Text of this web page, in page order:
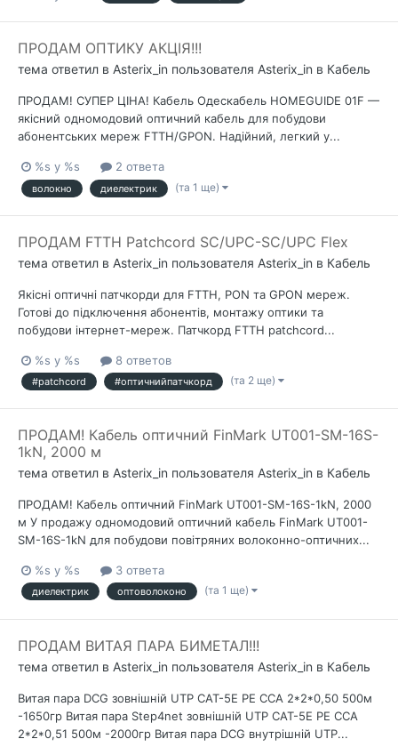
ПРОДАМ ОПТИКУ АКЦІЯ!!!
тема ответил в Asterix_in пользователя Asterix_in в Кабель
ПРОДАМ! СУПЕР ЦІНА! Кабель Одескабель HOMEGUIDE 01F —
якісний одномодовий оптичний кабель для побудови
абонентських мереж FTTH/GPON. Надійний, легкий у...
%s у %s 2 ответа
волокно диелектрик (та 1 ще)
ПРОДАМ FTTH Patchcord SC/UPC-SC/UPC Flex
тема ответил в Asterix_in пользователя Asterix_in в Кабель
Якісні оптичні патчкорди для FTTH, PON та GPON мереж.
Готові до підключення абонентів, монтажу оптики та
побудови інтернет-мереж. Патчкорд FTTH patchcord...
%s у %s 8 ответов
#patchcord #оптичнийпатчкорд (та 2 ще)
ПРОДАМ! Кабель оптичний FinMark UT001-SM-16S-
1kN, 2000 м
тема ответил в Asterix_in пользователя Asterix_in в Кабель
ПРОДАМ! Кабель оптичний FinMark UT001-SM-16S-1kN, 2000
м У продажу одномодовий оптичний кабель FinMark UT001-
SM-16S-1kN для побудови повітряних волоконно-оптичних...
%s у %s 3 ответа
диелектрик оптоволоконо (та 1 ще)
ПРОДАМ ВИТАЯ ПАРА БИМЕТАЛ!!!
тема ответил в Asterix_in пользователя Asterix_in в Кабель
Витая пара DCG зовнішній UTP CAT-5E PE CCA 2*2*0,50 500м
-1650гр Витая пара Step4net зовнішній UTP CAT-5Е PE CCA
2*2*0,51 500м -2000гр Витая пара DCG внутрішній UTP...